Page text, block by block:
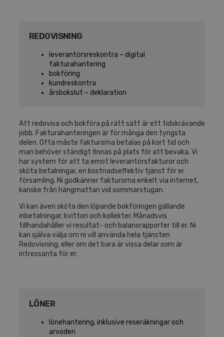
REDOVISNING
leverantörsreskontra – digital
fakturahantering
bokföring
kundreskontra
årsbokslut – deklaration
Att redovisa och bokföra på rätt sätt är ett tidskrävande
jobb. Fakturahanteringen är för många den tyngsta
delen. Ofta måste fakturorna betalas på kort tid och
man behöver ständigt finnas på plats för att bevaka. Vi
har system för att ta emot leverantörsfakturor och
sköta betalningar, en kostnadseffektiv tjänst för er
församling. Ni godkänner fakturorna enkelt via internet,
kanske från hängmattan vid sommarstugan.
Vi kan även sköta den löpande bokföringen gällande
inbetalningar, kvitton och kollekter. Månadsvis
tillhandahåller vi resultat- och balansrapporter till er. Ni
kan själva välja om ni vill använda hela tjänsten
Redovisning, eller om det bara är vissa delar som är
intressanta för er.
LÖNER
lönehantering, inklusive reseräkningar och
arvoden